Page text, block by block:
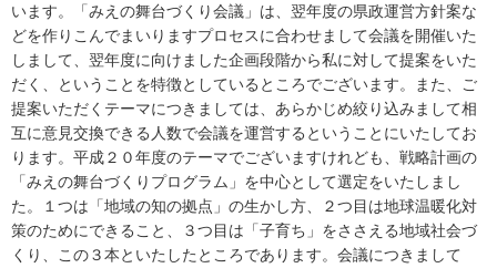
います。「みえの舞台づくり会議」は、翌年度の県政運営方針案な
どを作りこんでまいりますプロセスに合わせまして会議を開催いた
しまして、翌年度に向けました企画段階から私に対して提案をいた
だく、ということを特徴としているところでございます。また、ご
提案いただくテーマにつきましては、あらかじめ絞り込みまして相
互に意見交換できる人数で会議を運営するということにいたしてお
ります。平成２０年度のテーマでございますけれども、戦略計画の
「みえの舞台づくりプログラム」を中心として選定をいたしまし
た。１つは「地域の知の拠点」の生かし方、２つ目は地球温暖化対
策のためにできること、３つ目は「子育ち」をささえる地域社会づ
くり、この３本といたしたところであります。会議につきまして